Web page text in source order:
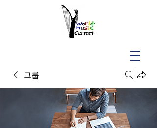
그룹